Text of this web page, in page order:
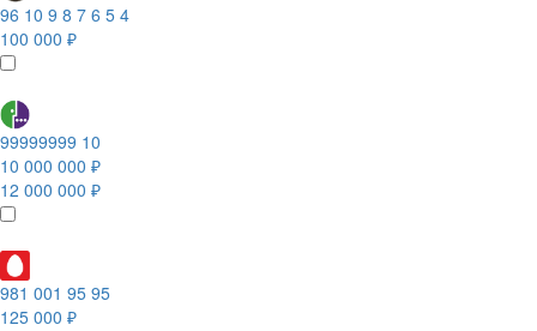
96 10 9 8 7 6 5 4
100 000 ₽
99999999 10
10 000 000 ₽
12 000 000 ₽
981 001 95 95
125 000 ₽